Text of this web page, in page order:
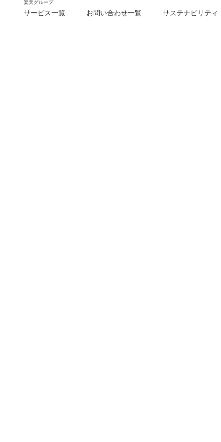
楽天グループ
サービス一覧 お問い合わせ一覧 サステナビリティ